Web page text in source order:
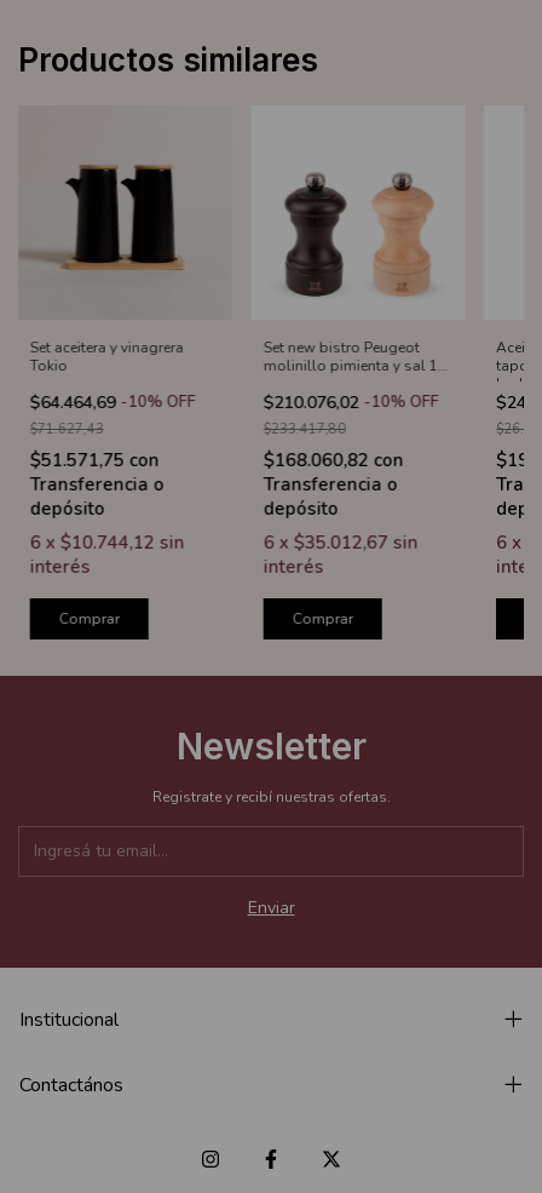
Productos similares
Set aceitera y vinagrera
Tokio
$64.464,69 -10% OFF
$71.627,43
$51.571,75 con
Transferencia o
depósito
6 x $10.744,12 sin
interés
Comprar
Set new bistro Peugeot
molinillo pimienta y sal 10
$210.076,02 -10% OFF
$233.417,80
$168.060,82 con
Transferencia o
depósito
6 x $35.012,67 sin
interés
Comprar
6 x
Newsletter
Registrate y recibí nuestras ofertas.
Institucional
Contactános